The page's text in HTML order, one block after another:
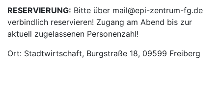
RESERVIERUNG: Bitte über mail@epi-zentrum-fg.de
verbindlich reservieren! Zugang am Abend bis zur
aktuell zugelassenen Personenzahl!
Ort: Stadtwirtschaft, Burgstraße 18, 09599 Freiberg